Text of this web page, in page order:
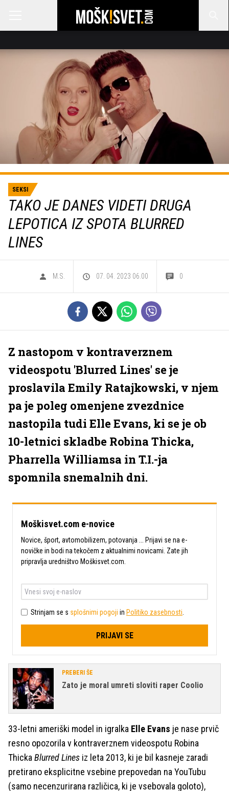
SEKSI
TAKO JE DANES VIDETI DRUGA
LEPOTICA IZ SPOTA BLURRED
LINES
M.S. 07. 04. 2023 06.00 0
Z nastopom v kontraverznem
videospotu 'Blurred Lines' se je
proslavila Emily Ratajkowski, v njem
pa je poleg omenjene zvezdnice
nastopila tudi Elle Evans, ki se je ob
10-letnici skladbe Robina Thicka,
Pharrella Williamsa in T.I.-ja
spomnila snemalnih dni.
Moškisvet.com e-novice
Novice, šport, avtomobilizem, potovanja ... Prijavi se na e-
novičke in bodi na tekočem z aktualnimi novicami. Zate jih
pripravlja uredništvo Moškisvet.com.
Strinjam se s splošnimi pogoji in Politiko zasebnosti
PRIJAVI SE
PREBERI ŠE
Zato je moral umreti sloviti raper Coolio
33-letni ameriški model in igralka Elle Evans je nase prvič
resno opozorila v kontraverznem videospotu Robina
Thicka Blurred Lines iz leta 2013, ki je bil kasneje zaradi
pretirano eksplicitne vsebine prepovedan na YouTubu
(samo necenzurirana različica, ki je vsebovala goloto),